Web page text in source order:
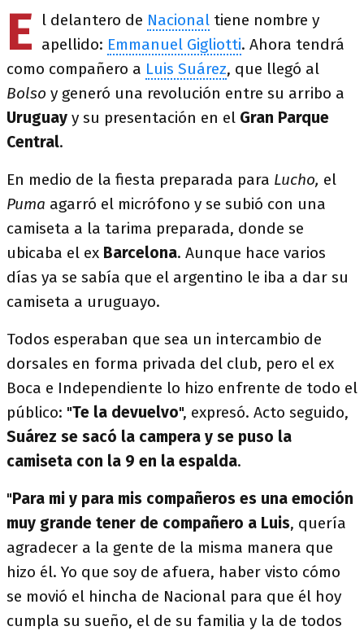
E l delantero de Nacional tiene nombre y
apellido: Emmanuel Gigliotti. Ahora tendrá
como compañero a Luis Suárez, que llegó al
Bolso y generó una revolución entre su arribo a
Uruguay y su presentación en el Gran Parque
Central.
En medio de la fiesta preparada para Lucho, el
Puma agarró el micrófono y se subió con una
camiseta a la tarima preparada, donde se
ubicaba el ex Barcelona. Aunque hace varios
días ya se sabía que el argentino le iba a dar su
camiseta a uruguayo.
Todos esperaban que sea un intercambio de
dorsales en forma privada del club, pero el ex
Boca e Independiente lo hizo enfrente de todo el
público: "Te la devuelvo", expresó. Acto seguido,
Suárez se sacó la campera y se puso la
camiseta con la 9 en la espalda.
"Para mi y para mis compañeros es una emoción
muy grande tener de compañero a Luis, quería
agradecer a la gente de la misma manera que
hizo él. Yo que soy de afuera, haber visto cómo
se movió el hincha de Nacional para que él hoy
cumpla su sueño, el de su familia y la de todos